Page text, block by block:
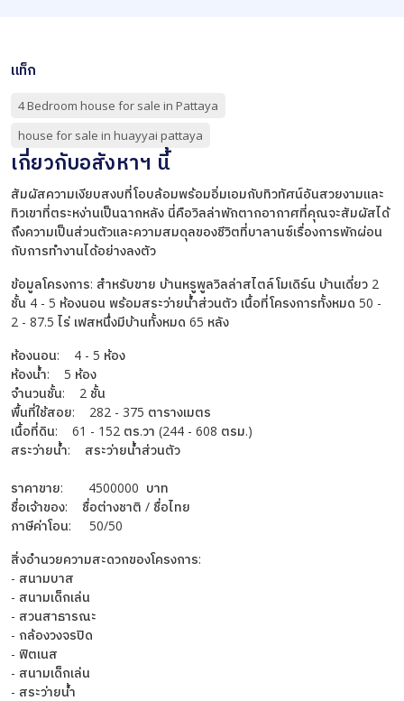
แท็ก
4 Bedroom house for sale in Pattaya
house for sale in huayyai pattaya
เกี่ยวกับอสังหาฯ นี้
สัมผัสความเงียบสงบที่โอบล้อมพร้อมอิ่มเอมกับทิวทัศน์อันสวยงามและ
ทิวเขาที่ตระหง่านเป็นฉากหลัง นี่คือวิลล่าพักตากอากาศที่คุณจะสัมผัสได้
ถึงความเป็นส่วนตัวและความสมดุลของชีวิตที่บาลานซ์เรื่องการพักผ่อน
กับการทำงานได้อย่างลงตัว
ข้อมูลโครงการ: สำหรับขาย บ้านหรูพูลวิลล่าสไตล์โมเดิร์น บ้านเดี่ยว 2
ชั้น 4 - 5 ห้องนอน พร้อมสระว่ายน้ำส่วนตัว เนื้อที่โครงการทั้งหมด 50 -
2 - 87.5 ไร่ เฟสหนึ่งมีบ้านทั้งหมด 65 หลัง
ห้องนอน: 4 - 5 ห้อง
ห้องน้ำ: 5 ห้อง
จำนวนชั้น: 2 ชั้น
พื้นที่ใช้สอย: 282 - 375 ตารางเมตร
เนื้อที่ดิน: 61 - 152 ตร.วา (244 - 608 ตรม.)
สระว่ายน้ำ: สระว่ายน้ำส่วนตัว
ราคาขาย: 4500000 บาท
ชื่อเจ้าของ: ชื่อต่างชาติ / ชื่อไทย
ภาษีค่าโอน: 50/50
สิ่งอำนวยความสะดวกของโครงการ:
- สนามบาส
- สนามเด็กเล่น
- สวนสาธารณะ
- กล้องวงจรปิด
- ฟิตเนส
- สนามเด็กเล่น
- สระว่ายน้ำ